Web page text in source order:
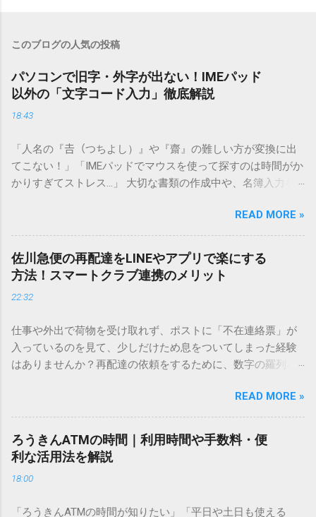
このブログの人気の投稿
パソコンで旧字・外字が出ない！IMEパッド
以外の「文字コード入力」徹底解説
18:43
「人名の『𠮷（つちよし）』や『齋』の難しい方が変換に出
てこない！」「IMEパッドでマウスを使って探すのは時間がか
かりすぎてストレス…」 大切な書類の作成中や、名簿入力を
てしまいますよね。多くの人が「IMEパッド（手書き入力）」
を使いますが、実はマウスで一画ずつ書くのは非効率です
し、似た漢字が多すぎて結局見つからないことも少なくあり
ません。 そこで今回は、IMEパッドを使わずに、特定のコー
ドを打ち込むだけで一瞬で旧字や外字、特殊記号を呼び出す
「文字コード入力」のテクニックを詳しく解説します。 この
必要はありません。 1. なぜ「変換」しても旧字・外字が出て
こないのか？ そもそも、なぜ普通の変換で出てこない漢字が
あるのでしょうか。その理由は、パソコンが文字を認識する
は、JIS規格（日本産業規格）によって「第1水準」「第2水
準」といった形で整理されています。しかし、人名や地名に
使われる非常に古い漢字（旧字）や、特定の組織だけで作ら
れた「外字」は、この一般的な変換リストに含まれていない
ン上のすべての文字には、いわば「住所」のような番号が割
READ MORE »
佐川急便の再配達をLINEやアプリで楽にする
方法！スマートクラブ連携のメリット
22:32
仕事や外出で荷物を受け取れず、ポストに「不在連絡票」が
入っているのを見て、少しだけため息をついてしまった経験
はありませんか？再配達の依頼をするために、数字の羅列を
ことに申し訳なさを感じたりすることもあるかもしれませ
ん。 「もっとスムーズに、自分のタイミングで受け取りた
い」 「わざわざ電話をかけずに、スマホ一つで完結させた
い」 そんな願いを叶えてくれるのが、佐川急便の会員制サー
ビス「スマートクラブ」と、LINEや公式アプリの連携です。
これらを活用するだけで、再配達のストレスは驚くほど軽く
READ MORE »
ろうきんATMの時間｜利用時間や手数料・便
利な活用法を解説
18:00
「ろうきんATMの時間が知りたい」「平日や土日も使える